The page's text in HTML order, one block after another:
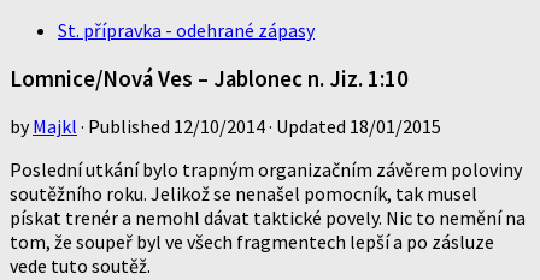
St. přípravka - odehrané zápasy
Lomnice/Nová Ves – Jablonec n. Jiz. 1:10
byMajkl · Published 12/10/2014· Updated 18/01/2015
Poslední utkání bylo trapným organizačním závěrem poloviny
soutěžního roku. Jelikož se nenašel pomocník, tak musel
pískat trenér a nemohl dávat taktické povely. Nic to nemění na
tom, že soupeř byl ve všech fragmentech lepší a po zásluze
vede tuto soutěž.